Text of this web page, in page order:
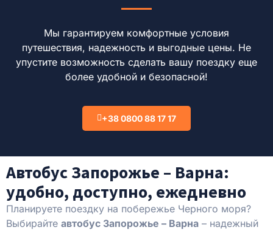
Мы гарантируем комфортные условия
путешествия, надежность и выгодные цены. Не
упустите возможность сделать вашу поездку еще
более удобной и безопасной!
+38 0800 88 17 17
Автобус Запорожье – Варна:
удобно, доступно, ежедневно
Планируете поездку на побережье Черного моря?
Выбирайте автобус Запорожье – Варна – надежный